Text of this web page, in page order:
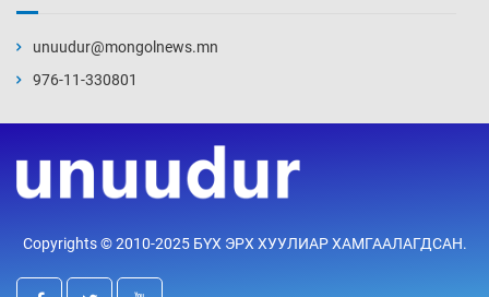
21 цаг 44 мин
22 цаг 14 мин
үйлчилж буй гэв
22 цаг 44 мин
unuudur@mongolnews.mn
976-11-330801
Copyrights © 2010-2025 БҮХ ЭРХ ХУУЛИАР ХАМГААЛАГДСАН.